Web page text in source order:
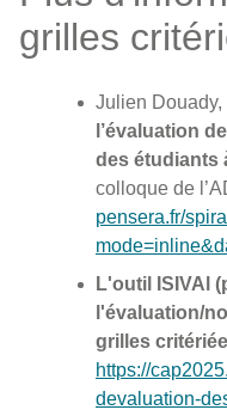
grilles
Julien Douady,
l’évaluation
des étudiants
colloque de
pensera.fr/
L'outil ISIVAl
l'évaluation/
grilles
https://
devaluation-